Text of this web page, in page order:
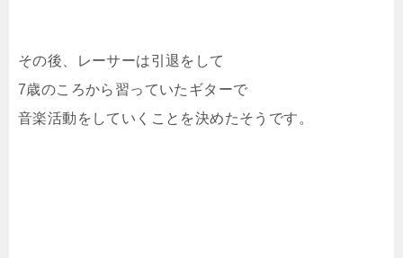
その後、レーサーは引退をして
7歳のころから習っていたギターで
音楽活動をしていくことを決めたそうです。